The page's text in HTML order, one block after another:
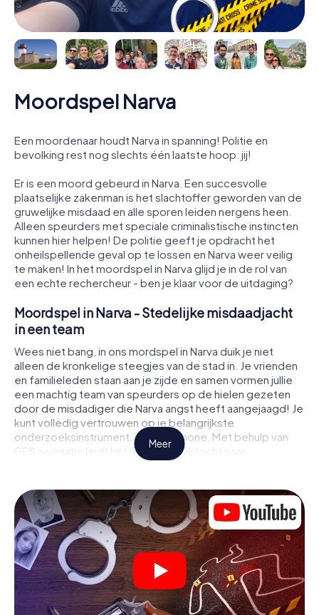
Moordspel Narva
Een moordenaar houdt Narva in spanning! Politie en
bevolking rest nog slechts één laatste hoop: jij!
Er is een moord gebeurd in Narva. Een succesvolle
plaatselijke zakenman is het slachtoffer geworden van de
gruwelijke misdaad en alle sporen leiden nergens heen.
Alleen speurders met speciale criminalistische instincten
kunnen hier helpen! De politie geeft je opdracht het
onheilspellende geval op te lossen en Narva weer veilig
te maken! In het moordspel in Narva glijd je in de rol van
een echte rechercheur - ben je klaar voor de uitdaging?
Moordspel in Narva - Stedelijke misdaadjacht
in een team
Wees niet bang, in ons mordspel in Narva duik je niet
alleen de kronkelige steegjes van de stad in. Je vrienden
en familieleden staan aan je zijde en samen vormen jullie
een machtig team van speurders op de hielen gezeten
door de misdadiger die Narva angst heeft aangejaagd! Je
kunt volledig vertrouwen op je belangrijkste
onderzoeksinstrument, je smartphone. Met behulp van
GPS navigatie leidt het je op je zoektocht naar
aanwijzingen naar de plaats van het misdrijf, naar talrijke
en tenslotte naar de moordenaar. Op elke locatie los je
lastige puzzels op en kom je steeds dichter bij de
oplossing van de zaak. In tegenstelling tot een klassiek
moorddiner in Narva bepaal je zelf de gebeurtenissen,
beweeg je je in de frisse lucht en ontdek je de stad met
geheel nieuwe ogen.
Moordmysterie in Narva
Meer